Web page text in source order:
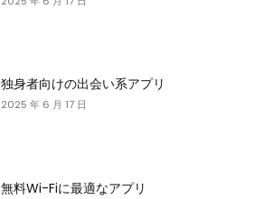
独身者向けの出会い系アプリ
2025 年 6 月 17 日
無料Wi-Fiに最適なアプリ